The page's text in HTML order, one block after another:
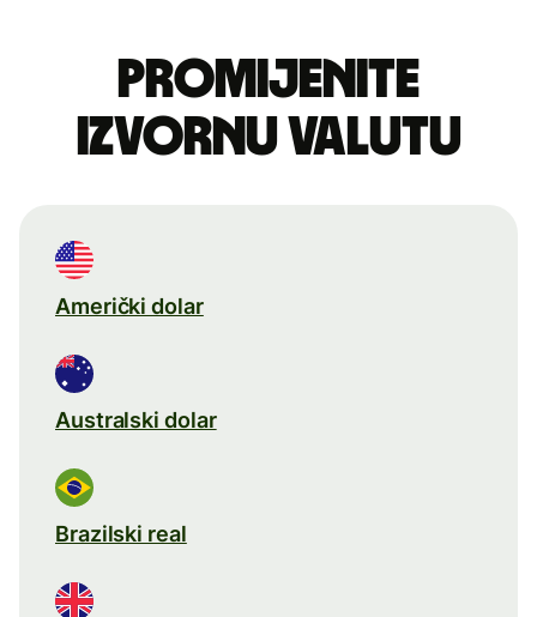
Promijenite
izvornu valutu
Američki dolar
Australski dolar
Brazilski real